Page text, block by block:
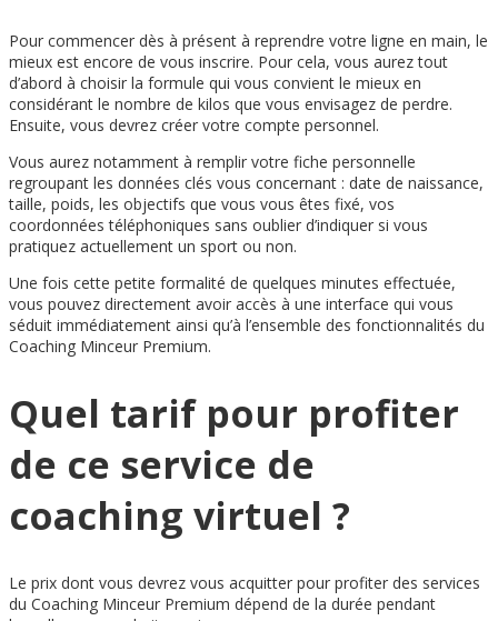
Pour commencer dès à présent à reprendre votre ligne en main, le
mieux est encore de vous inscrire. Pour cela, vous aurez tout
d’abord à choisir la formule qui vous convient le mieux en
considérant le nombre de kilos que vous envisagez de perdre.
Ensuite, vous devrez créer votre compte personnel.
Vous aurez notamment à remplir votre fiche personnelle
regroupant les données clés vous concernant : date de naissance,
taille, poids, les objectifs que vous vous êtes fixé, vos
coordonnées téléphoniques sans oublier d’indiquer si vous
pratiquez actuellement un sport ou non.
Une fois cette petite formalité de quelques minutes effectuée,
vous pouvez directement avoir accès à une interface qui vous
séduit immédiatement ainsi qu’à l’ensemble des fonctionnalités du
Coaching Minceur Premium.
Quel tarif pour profiter
de ce service de
coaching virtuel ?
Le prix dont vous devrez vous acquitter pour profiter des services
du Coaching Minceur Premium dépend de la durée pendant